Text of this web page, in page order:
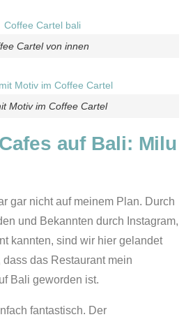
Cartel von innen
Motiv im Coffee Cartel
auf Bali: Milu
gar nicht auf meinem Plan. Durch
und Bekannten durch Instagram,
kannten, sind wir hier gelandet
das Restaurant mein
Bali geworden ist.
fantastisch. Der